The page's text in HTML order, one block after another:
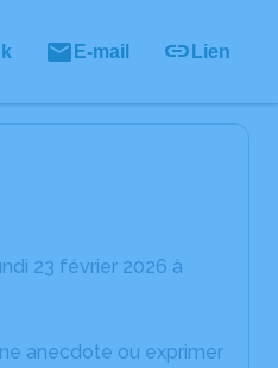
E-mail Lien
23 février 2026 à
anecdote ou exprimer